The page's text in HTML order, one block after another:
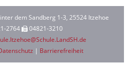
dem Sandberg 1-3, 25524 Itzehoe
2764
04821-3210
| Barrierefreiheit